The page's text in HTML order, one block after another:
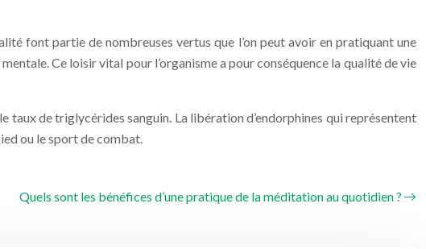
font partie de nombreuses vertus que l’on peut avoir en pratiquant une
Ce loisir vital pour l’organisme a pour conséquence la qualité de vie
taux de triglycérides sanguin. La libération d’endorphines qui représentent
ou le sport de combat.
Quels sont les bénéfices d’une pratique de la méditation au quotidien ?